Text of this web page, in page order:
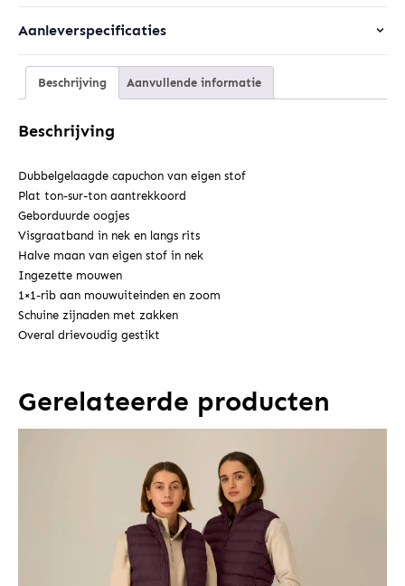
Aanleverspecificaties
Beschrijving Aanvullende informatie
Beschrijving
Dubbelgelaagde capuchon van eigen stof
Plat ton-sur-ton aantrekkoord
Geborduurde oogjes
Visgraatband in nek en langs rits
Halve maan van eigen stof in nek
Ingezette mouwen
1×1-rib aan mouwuiteinden en zoom
Schuine zijnaden met zakken
Overal drievoudig gestikt
Gerelateerde producten